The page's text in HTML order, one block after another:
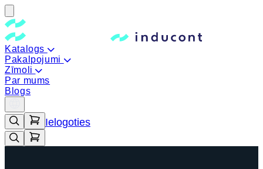
Katalogs
Pakalpojumi
Zīmoli
Par mums
Blogs
Ielogoties